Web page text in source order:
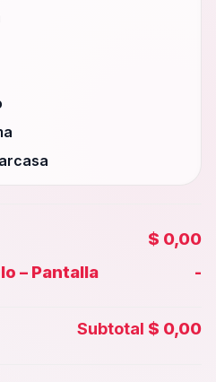
$ 0,00
– Pantalla -
Subtotal $ 0,00